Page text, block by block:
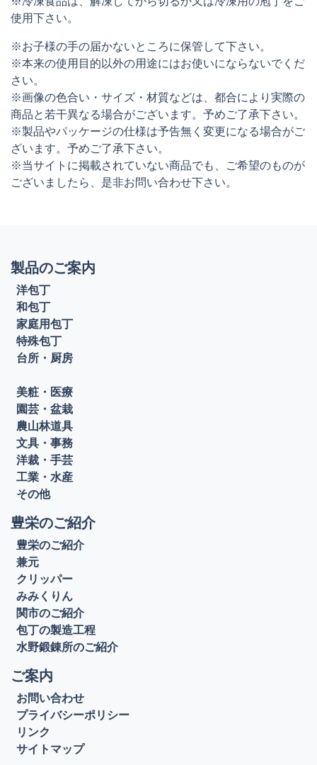
使用下さい。
※お子様の手の届かないところに保管して下さい。
※本来の使用目的以外の用途にはお使いにならないでくだ
さい。
※画像の色合い・サイズ・材質などは、都合により実際の
商品と若干異なる場合がございます。予めご了承下さい。
※製品やパッケージの仕様は予告無く変更になる場合がご
ざいます。予めご了承下さい。
※当サイトに掲載されていない商品でも、ご希望のものが
ございましたら、是非お問い合わせ下さい。
製品のご案内
洋包丁
和包丁
家庭用包丁
特殊包丁
台所・厨房
美粧・医療
園芸・盆栽
農山林道具
文具・事務
洋裁・手芸
工業・水産
その他
豊栄のご紹介
豊栄のご紹介
兼元
クリッパー
みみくりん
関市のご紹介
包丁の製造工程
水野鍛錬所のご紹介
ご案内
お問い合わせ
プライバシーポリシー
リンク
サイトマップ